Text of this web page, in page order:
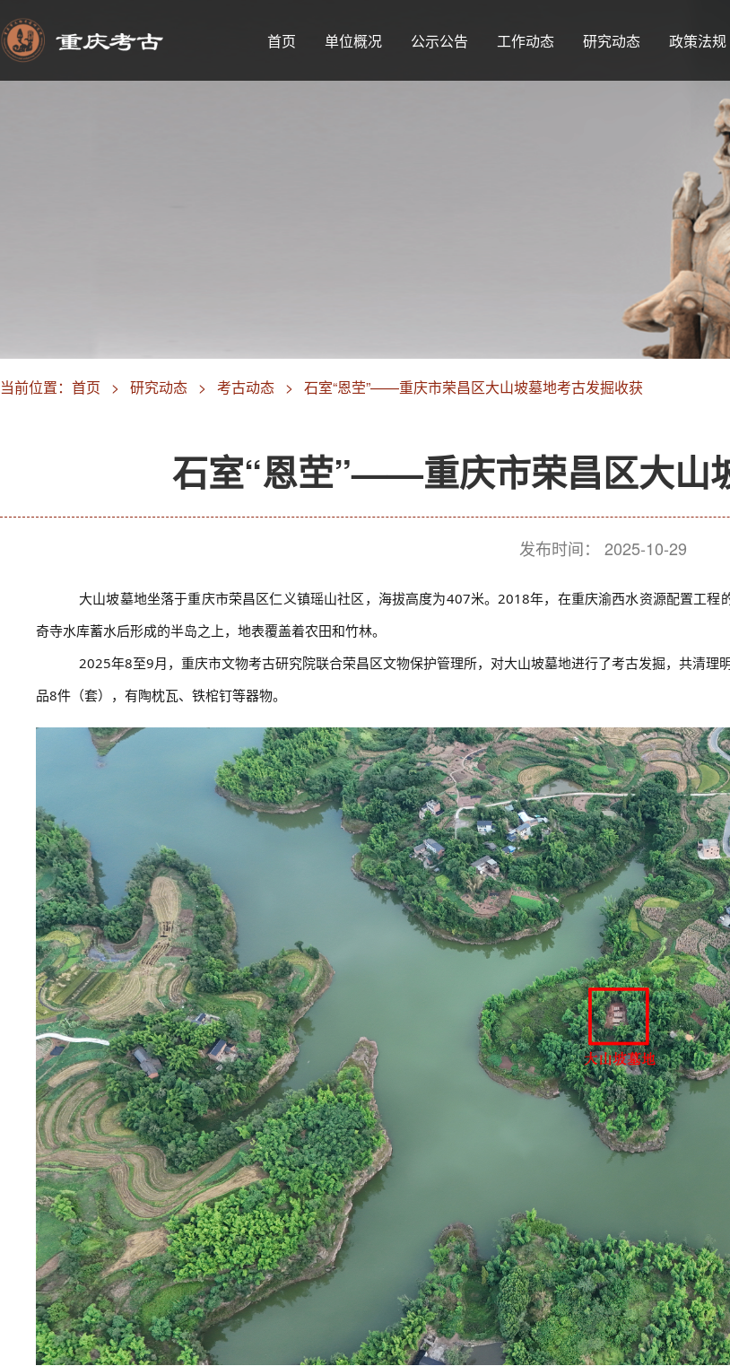
首页 单位概况 公示公告 工作动态 研究动态 政策法规
当前位置： 首页 > 研究动态 > 考古动态 > 石室“恩茔”——重庆市荣昌区大山坡墓地考古发掘收获
石室“恩茔”——重庆市荣昌区大山
发布时间： 2025-10-29
大山坡墓地坐落于重庆市荣昌区仁义镇瑶山社区，海拔高度为407米。2018年，在重庆渝西水资源配置工
奇寺水库蓄水后形成的半岛之上，地表覆盖着农田和竹林。
2025年8至9月，重庆市文物考古研究院联合荣昌区文物保护管理所，对大山坡墓地进行了考古发掘，共清
品8件（套），有陶枕瓦、铁棺钉等器物。